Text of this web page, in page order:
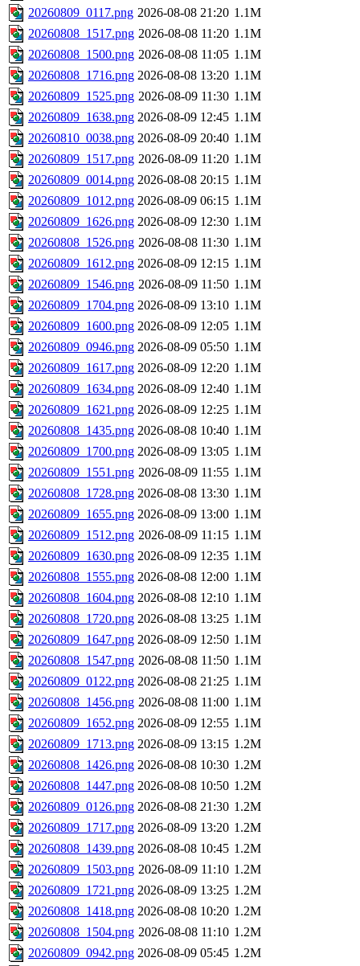
20260809_0117.png 2026-08-08 21:20 1.1M
20260808_1517.png 2026-08-08 11:20 1.1M
20260808_1500.png 2026-08-08 11:05 1.1M
20260808_1716.png 2026-08-08 13:20 1.1M
20260809_1525.png 2026-08-09 11:30 1.1M
20260809_1638.png 2026-08-09 12:45 1.1M
20260810_0038.png 2026-08-09 20:40 1.1M
20260809_1517.png 2026-08-09 11:20 1.1M
20260809_0014.png 2026-08-08 20:15 1.1M
20260809_1012.png 2026-08-09 06:15 1.1M
20260809_1626.png 2026-08-09 12:30 1.1M
20260808_1526.png 2026-08-08 11:30 1.1M
20260809_1612.png 2026-08-09 12:15 1.1M
20260809_1546.png 2026-08-09 11:50 1.1M
20260809_1704.png 2026-08-09 13:10 1.1M
20260809_1600.png 2026-08-09 12:05 1.1M
20260809_0946.png 2026-08-09 05:50 1.1M
20260809_1617.png 2026-08-09 12:20 1.1M
20260809_1634.png 2026-08-09 12:40 1.1M
20260809_1621.png 2026-08-09 12:25 1.1M
20260808_1435.png 2026-08-08 10:40 1.1M
20260809_1700.png 2026-08-09 13:05 1.1M
20260809_1551.png 2026-08-09 11:55 1.1M
20260808_1728.png 2026-08-08 13:30 1.1M
20260809_1655.png 2026-08-09 13:00 1.1M
20260809_1512.png 2026-08-09 11:15 1.1M
20260809_1630.png 2026-08-09 12:35 1.1M
20260808_1555.png 2026-08-08 12:00 1.1M
20260808_1604.png 2026-08-08 12:10 1.1M
20260808_1720.png 2026-08-08 13:25 1.1M
20260809_1647.png 2026-08-09 12:50 1.1M
20260808_1547.png 2026-08-08 11:50 1.1M
20260809_0122.png 2026-08-08 21:25 1.1M
20260808_1456.png 2026-08-08 11:00 1.1M
20260809_1652.png 2026-08-09 12:55 1.1M
20260809_1713.png 2026-08-09 13:15 1.2M
20260808_1426.png 2026-08-08 10:30 1.2M
20260808_1447.png 2026-08-08 10:50 1.2M
20260809_0126.png 2026-08-08 21:30 1.2M
20260809_1717.png 2026-08-09 13:20 1.2M
20260808_1439.png 2026-08-08 10:45 1.2M
20260809_1503.png 2026-08-09 11:10 1.2M
20260809_1721.png 2026-08-09 13:25 1.2M
20260808_1418.png 2026-08-08 10:20 1.2M
20260808_1504.png 2026-08-08 11:10 1.2M
20260809_0942.png 2026-08-09 05:45 1.2M